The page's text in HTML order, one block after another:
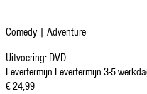
Comedy | Adventure
Uitvoering: DVD
Levertermijn:Levertermijn 3-5
€ 24,99